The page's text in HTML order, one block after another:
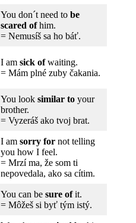
You don´t need to be
scared ofhim.
= Nemusíš sa ho báť.
I am sick ofwaiting.
= Mám plné zuby čakania.
You look similar to your
brother.
= Vyzeráš ako tvoj brat.
I am sorry for not telling
you how I feel.
= Mrzí ma, že som ti
nepovedala, ako sa cítim.
You can be sure ofit.
= Môžeš si byť tým istý.